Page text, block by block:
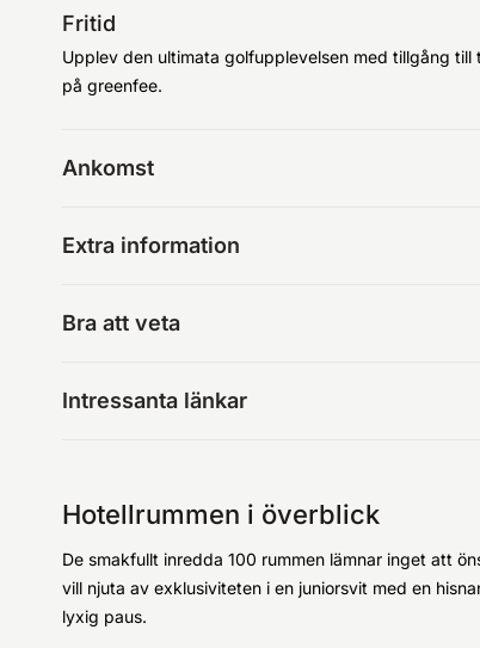
Fritid
Upplev den ultimata golfupplevelsen med tillgång
på greenfee.
Ankomst
Extra information
Bra att veta
Intressanta länkar
Hotellrummen i överblick
De smakfullt inredda 100 rummen lämnar inget att
vill njuta av exklusiviteten i en juniorsvit med en
lyxig paus.